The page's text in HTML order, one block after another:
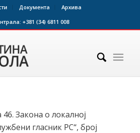
Документа
Архива
+381 (34) 6811 008
Закона о локалној
гласник РС“, број